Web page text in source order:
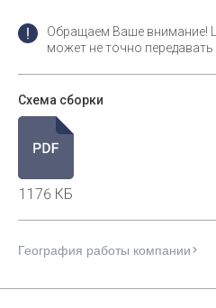
Обращаем Ваше внимание!
может не точно
Схема сборки
1176 КБ
География работы компании